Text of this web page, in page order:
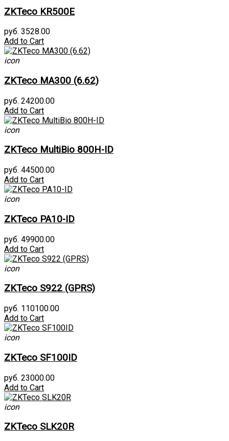
ZKTeco KR500E
руб. 3528.00
Add to Cart
icon
ZKTeco MA300 (6.62)
руб. 24200.00
Add to Cart
icon
ZKTeco MultiBio 800H-ID
руб. 44500.00
Add to Cart
icon
ZKTeco PA10-ID
руб. 49900.00
Add to Cart
icon
ZKTeco S922 (GPRS)
руб. 110100.00
Add to Cart
icon
ZKTeco SF100ID
руб. 23000.00
Add to Cart
icon
ZKTeco SLK20R